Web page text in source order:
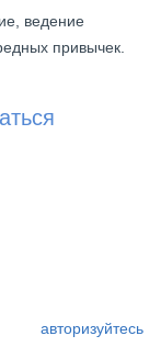
ведение
привычек.
авторизуйтесь